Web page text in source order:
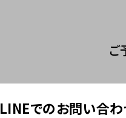
ご
LINEでのお問い合わ